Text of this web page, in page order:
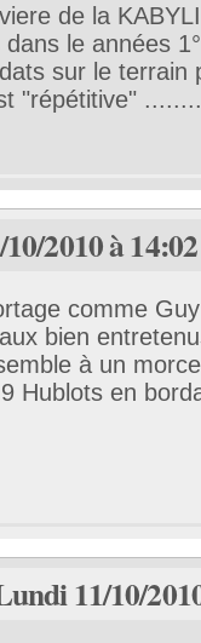
de la
le années
sur le terrain
"répétitive"
2010 à 14:02
comme
bien
à un
Hublots en
11/10/